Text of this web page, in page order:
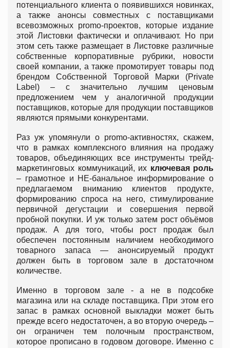
потенциального клиента о появившихся новинках,
а также анонсы совместных с поставщиками
всевозможных promo-проектов, которые издание
этой Листовки фактически и оплачивают. Но при
этом сеть также размещает в Листовке различные
собственные корпоративные рубрики, новости
своей компании, а также промотирует товары под
брендом Собственной Торговой Марки (Private
Label) – с значительно лучшим ценовым
предложением чем у аналогичной продукции
поставщиков, которые для продукции поставщиков
являются прямыми конкурентами.
Раз уж упомянули о promo-активностях, скажем,
что в рамках комплексного влияния на продажу
товаров, объединяющих все инструменты трейд-
маркетинговых коммуникаций, их ключевая роль
– грамотное и НЕ-банальное информирование о
предлагаемом вниманию клиентов продукте,
формированию спроса на него, стимулирование
первичной дегустации и совершения первой
пробной покупки. И уж только затем рост объёмов
продаж. А для того, чтобы рост продаж был
обеспечен постоянным наличием необходимого
товарного запаса — анонсируемый продукт
должен быть в торговом зале в достаточном
количестве.
Именно в торговом зале - а не в подсобке
магазина или на складе поставщика. При этом его
запас в рамках основной выкладки может быть
прежде всего недостаточен, а во вторую очередь –
он ограничен тем полочным пространством,
которое прописано в годовом договоре. Именно с